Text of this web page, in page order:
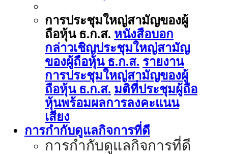
การประชุมใหญ่สามัญของผู้
ถือหุ้น ธ.ก.ส. หนังสือบอก
กล่าวเชิญประชุมใหญ่สามัญ
ของผู้ถือหุ้น ธ.ก.ส. รายงาน
การประชุมใหญ่สามัญของผู้
ถือหุ้น ธ.ก.ส. มติที่ประชุมผู้ถือ
หุ้นพร้อมผลการลงคะแนน
เสียง
การกำกับดูแลกิจการที่ดี
การกำกับดูแลกิจการที่ดี